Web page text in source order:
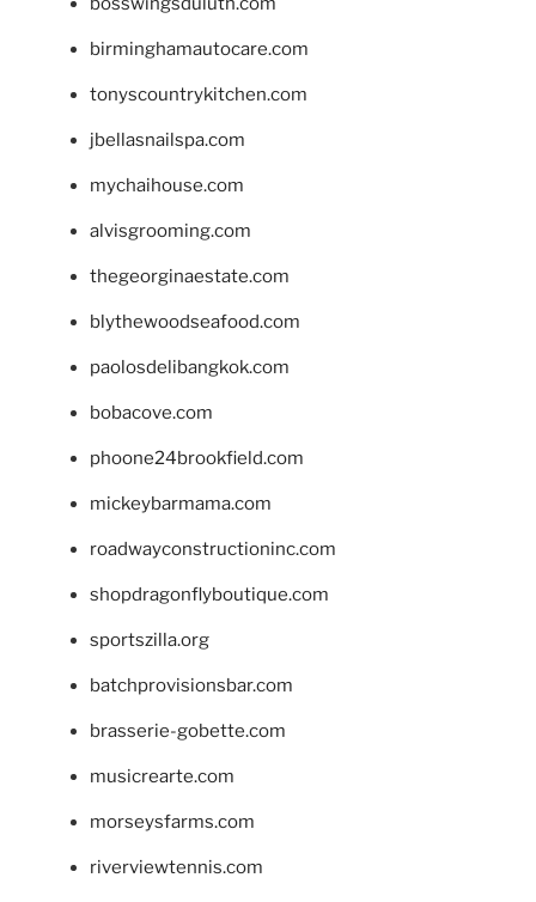
birminghamautocare.com
tonyscountrykitchen.com
jbellasnailspa.com
mychaihouse.com
alvisgrooming.com
thegeorginaestate.com
blythewoodseafood.com
paolosdelibangkok.com
bobacove.com
phoone24brookfield.com
mickeybarmama.com
roadwayconstructioninc.com
shopdragonflyboutique.com
sportszilla.org
batchprovisionsbar.com
brasserie-gobette.com
musicrearte.com
morseysfarms.com
riverviewtennis.com